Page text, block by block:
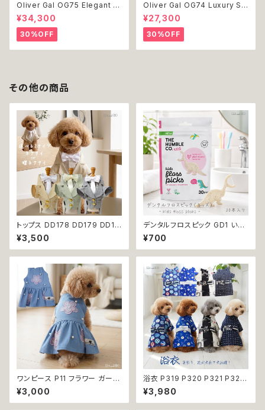
Oliver Gal OG75 Elegant E
ssentials Paris 絵 アート イ
ンテリア お祝い 贈り物 プレゼ
ント 結婚 新築 開店 周年 バー
スデイ 誕生日 ご褒美
¥34,300
30%OFF
Oliver Gal OG74 Luxury St
acked Shoes Rose Giftbo
x 絵 アート インテリア お祝い
贈り物 プレゼント 結婚 新築 開
店 周年 バースデイ 誕生日 ご褒
美
¥27,300
30%OFF
その他の商品
トップス DD178 DD179 DD18
0 タキシード スーツ フォーマル
蝶ネクタイ ネクタイ リボン 犬
猫 ペット 服 犬の服 猫の服 犬
かっこいい クール シャツ 返品
交換不可
¥3,500
デンタルフロスピック GD1 いち
ごフレーバーデンタルフロス TH
E HUMBLE CO. 30本入り い
ちごフレーバー 恐竜 フロス 歯
¥700
ワンピース P11 フラワー ガーリ
ー かわいい ドッグウェア dog
犬 猫 ペット 服 犬服 猫服 小型
犬 返品交換不可
¥3,000
浴衣 P319 P320 P321 P322
和装 和柄 男の子 ネイビー ブル
ー ホワイト ブラック ドッグ ウェ
ア ドッグウエア 犬 猫 ペット 服
¥3,980